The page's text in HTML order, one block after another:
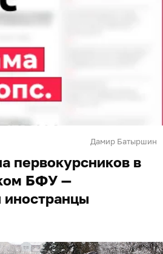
Дамир Батыршин
первокурсников в
БФУ —
иностранцы